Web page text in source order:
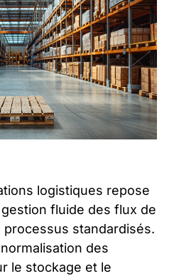
logistiques repose
fluide des flux de
standardisés.
des
le stockage et le